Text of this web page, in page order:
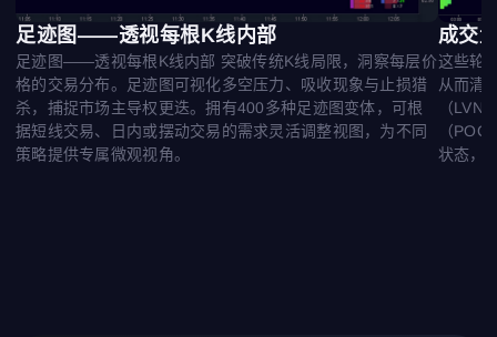
足迹图——透视每根K线内部
足迹图——透视每根K线内部 突破传统K线局限，洞察每层价
格的交易分布。足迹图可视化多空压力、吸收现象与止损猎
杀，捕捉市场主导权更迭。拥有400多种足迹图变体，可根
据短线交易、日内或摆动交易的需求灵活调整视图，为不同
策略提供专属微观视角。
成交
这些轮
从而清
（LVN
（
状态，